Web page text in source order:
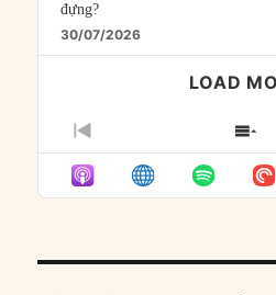
đựng?
30/07/2026
LOAD
PREVIOUS
EPISODE